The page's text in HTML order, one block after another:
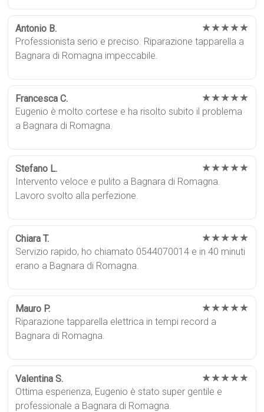
Antonio B. ★★★★★
Professionista serio e preciso. Riparazione tapparella a
Bagnara di Romagna impeccabile.
Francesca C. ★★★★★
Eugenio è molto cortese e ha risolto subito il problema
a Bagnara di Romagna.
Stefano L. ★★★★★
Intervento veloce e pulito a Bagnara di Romagna.
Lavoro svolto alla perfezione.
Chiara T. ★★★★★
Servizio rapido, ho chiamato 0544070014 e in 40 minuti
erano a Bagnara di Romagna.
Mauro P. ★★★★★
Riparazione tapparella elettrica in tempi record a
Bagnara di Romagna.
Valentina S. ★★★★★
Ottima esperienza, Eugenio è stato super gentile e
professionale a Bagnara di Romagna.